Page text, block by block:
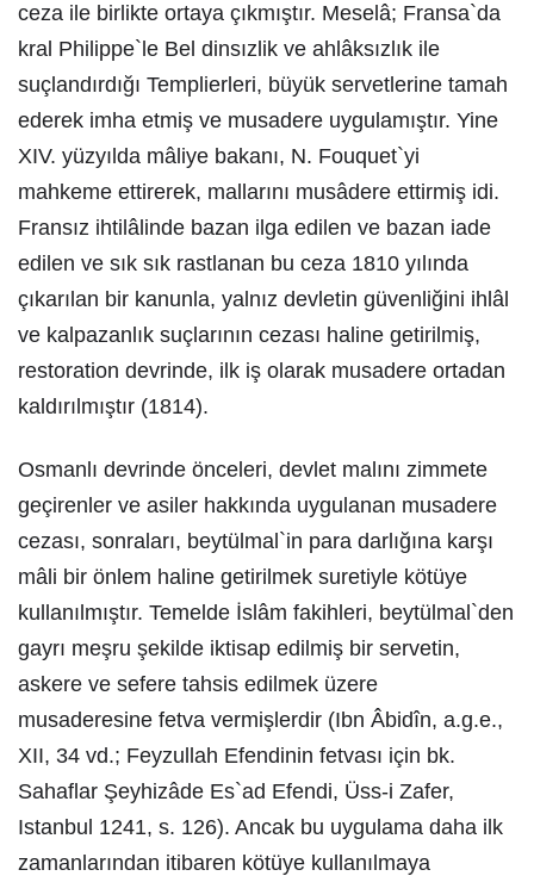
ceza ile birlikte ortaya çıkmıştır. Meselâ; Fransa`da
kral Philippe`le Bel dinsızlik ve ahlâksızlık ile
suçlandırdığı Templierleri, büyük servetlerine tamah
ederek imha etmiş ve musadere uygulamıştır. Yine
XIV. yüzyılda mâliye bakanı, N. Fouquet`yi
mahkeme ettirerek, mallarını musâdere ettirmiş idi.
Fransız ihtilâlinde bazan ilga edilen ve bazan iade
edilen ve sık sık rastlanan bu ceza 1810 yılında
çıkarılan bir kanunla, yalnız devletin güvenliğini ihlâl
ve kalpazanlık suçlarının cezası haline getirilmiş,
restoration devrinde, ilk iş olarak musadere ortadan
kaldırılmıştır (1814).
Osmanlı devrinde önceleri, devlet malını zimmete
geçirenler ve asiler hakkında uygulanan musadere
cezası, sonraları, beytülmal`in para darlığına karşı
mâli bir önlem haline getirilmek suretiyle kötüye
kullanılmıştır. Temelde İslâm fakihleri, beytülmal`den
gayrı meşru şekilde iktisap edilmiş bir servetin,
askere ve sefere tahsis edilmek üzere
musaderesine fetva vermişlerdir (Ibn Âbidîn, a.g.e.,
XII, 34 vd.; Feyzullah Efendinin fetvası için bk.
Sahaflar Şeyhizâde Es`ad Efendi, Üss-i Zafer,
Istanbul 1241, s. 126). Ancak bu uygulama daha ilk
zamanlarından itibaren kötüye kullanılmaya